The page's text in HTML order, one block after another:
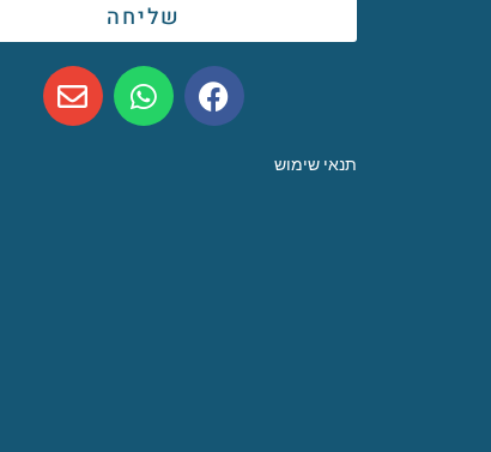
שליחה
תנאי שימוש